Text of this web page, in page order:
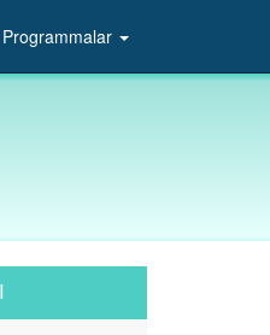
Programmalar